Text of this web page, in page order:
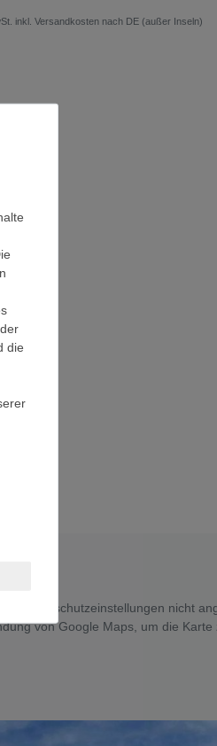
inkl. Versandkosten nach DE (außer Inseln)
Datenschutzeinstellungen nicht
von Google Maps, um die Karte
die